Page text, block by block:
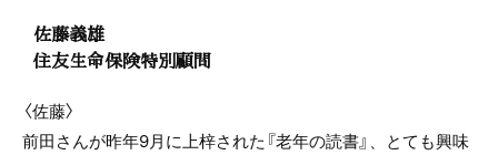
佐藤義雄
住友生命保険特別顧問
〈佐藤〉
前田さんが昨年9月に上梓された『老年の読書』、とても興味